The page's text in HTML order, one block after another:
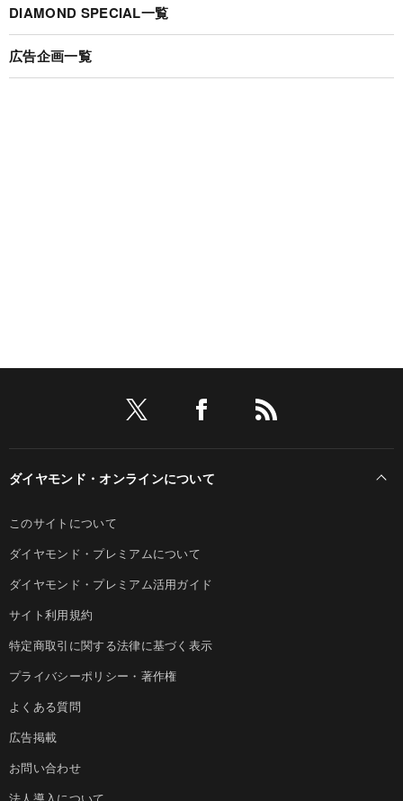
DIAMOND SPECIAL一覧
広告企画一覧
ダイヤモンド・オンラインについて
このサイトについて
ダイヤモンド・プレミアムについて
ダイヤモンド・プレミアム活用ガイド
サイト利用規約
特定商取引に関する法律に基づく表示
プライバシーポリシー・著作権
よくある質問
広告掲載
お問い合わせ